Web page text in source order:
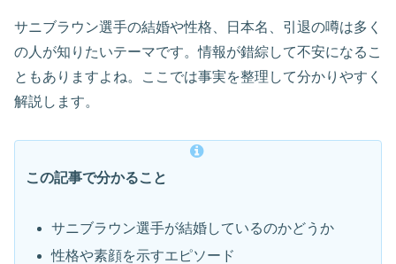
サニブラウン選手の結婚や性格、日本名、引退の噂は多く
の人が知りたいテーマです。情報が錯綜して不安になるこ
ともありますよね。ここでは事実を整理して分かりやすく
解説します。
この記事で分かること
サニブラウン選手が結婚しているのかどうか
性格や素顔を示すエピソード